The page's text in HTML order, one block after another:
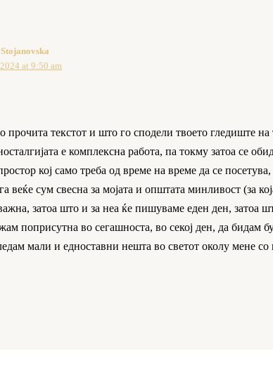
2024 at 9:50 am
прочита текстот и што го сподели твоето гледиште на
е комплексна работа, па токму затоа се
кој само треба од време на време да се
веќе сум свесна за мојата и општата минливост (за
затоа што и за неа ќе пишуваме еден ден, затоа
поприсутна во сегашноста, во секој ден, да бидам
мали и едноставни нешта во светот околу мене